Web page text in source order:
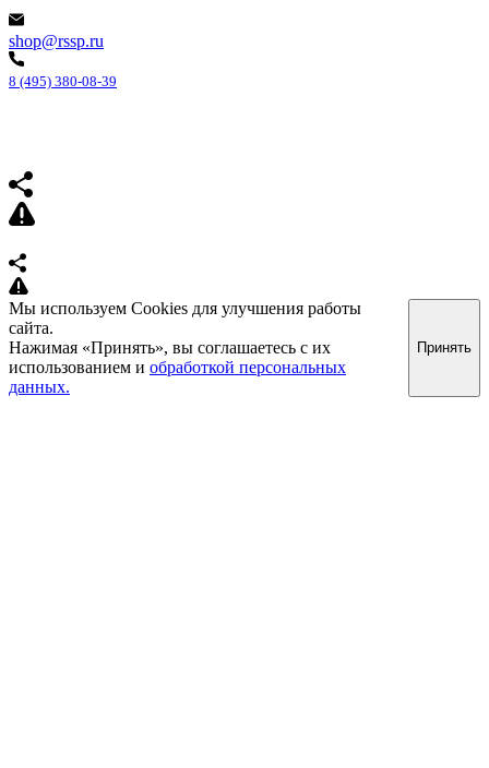
shop@rssp.ru
8 (495) 380-08-39
Мы используем Cookies для улучшения работы
сайта.
Нажимая «Принять», вы соглашаетесь с их
использованием и обработкой персональных
данных.
Принять